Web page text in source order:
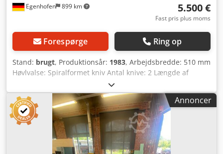
Egenhofen 899 km 5.500 €
Fast pris plus moms
Forespørge Ring op
Stand: brugt, Produktionsår: 1983, Arbejdsbredde: 510 mm
Høvlvalse: Spiralformet kniv Antal knive: 2 Længde af
planhøvl-bord: 2800 mm Indstilling af planhøvl-bord:
hydraulisk / fodpedal Cedpfezq Dcbsx Aqgsrf Indstilling af
hul- og spidsfuge: ja Visning af spånfjernelse: skala Visning
af hul- og spidsfuge: skala Vinkeljusterbar planhøvlanlæg:
ja Motoreffekt: 5,5 kW Motorbremse: ja, automatisk
Maskinlængde: 2800 mm Maskinbredde: 1000 mm Vægt:
Annoncer